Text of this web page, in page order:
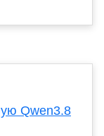
Qwen3.8